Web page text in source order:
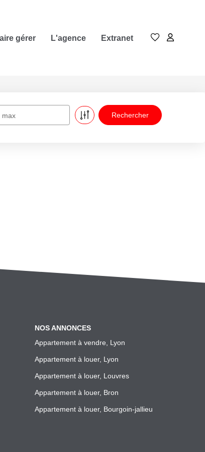
gérer L'agence Extranet
max
NOS ANNONCES
Appartement à vendre, Lyon
Appartement à louer, Lyon
Appartement à louer, Louvres
Appartement à louer, Bron
Appartement à louer, Bourgoin-jallieu